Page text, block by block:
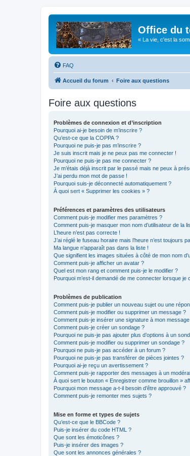
Office du
« La vie, c'est la
FAQ
Accueil du forum Foire aux questions
Foire aux questions
Problèmes de connexion et d’inscription
Pourquoi ai-je besoin de m’inscrire ?
Qu’est-ce que la COPPA ?
Pourquoi ne puis-je pas m’inscrire ?
Je suis inscrit mais je ne peux pas me connecter !
Pourquoi ne puis-je pas me connecter ?
Je m’étais déjà inscrit par le passé mais ne peux à
J’ai perdu mon mot de passe !
Pourquoi suis-je déconnecté automatiquement ?
À quoi sert « Supprimer les cookies » ?
Préférences et paramètres des utilisateurs
Comment puis-je modifier mes paramètres ?
Comment puis-je masquer mon nom d’utilisateur de la
L’heure n’est pas correcte !
J’ai réglé le fuseau horaire mais l’heure n’est toujours
Ma langue n’apparaît pas dans la liste !
Que signifient les images situées à côté de mon nom
Comment puis-je afficher un avatar ?
Quel est mon rang et comment puis-je le modifier ?
Pourquoi m’est-il demandé de me connecter lorsque
Problèmes de publication
Comment puis-je publier un nouveau sujet ou une
Comment puis-je modifier ou supprimer un message ?
Comment puis-je insérer une signature à mon
Comment puis-je créer un sondage ?
Pourquoi ne puis-je pas ajouter plus d’options à un
Comment puis-je modifier ou supprimer un sondage ?
Pourquoi ne puis-je pas accéder à un forum ?
Pourquoi ne puis-je pas transférer de pièces jointes ?
Pourquoi ai-je reçu un avertissement ?
Comment puis-je rapporter des messages à un
À quoi sert le bouton « Enregistrer comme brouillon »
Pourquoi mon message a-t-il besoin d’être approuvé ?
Comment puis-je remonter mes sujets ?
Mise en forme et types de sujets
Qu’est-ce que le BBCode ?
Puis-je insérer du code HTML ?
Que sont les émoticônes ?
Puis-je insérer des images ?
Que sont les annonces générales ?